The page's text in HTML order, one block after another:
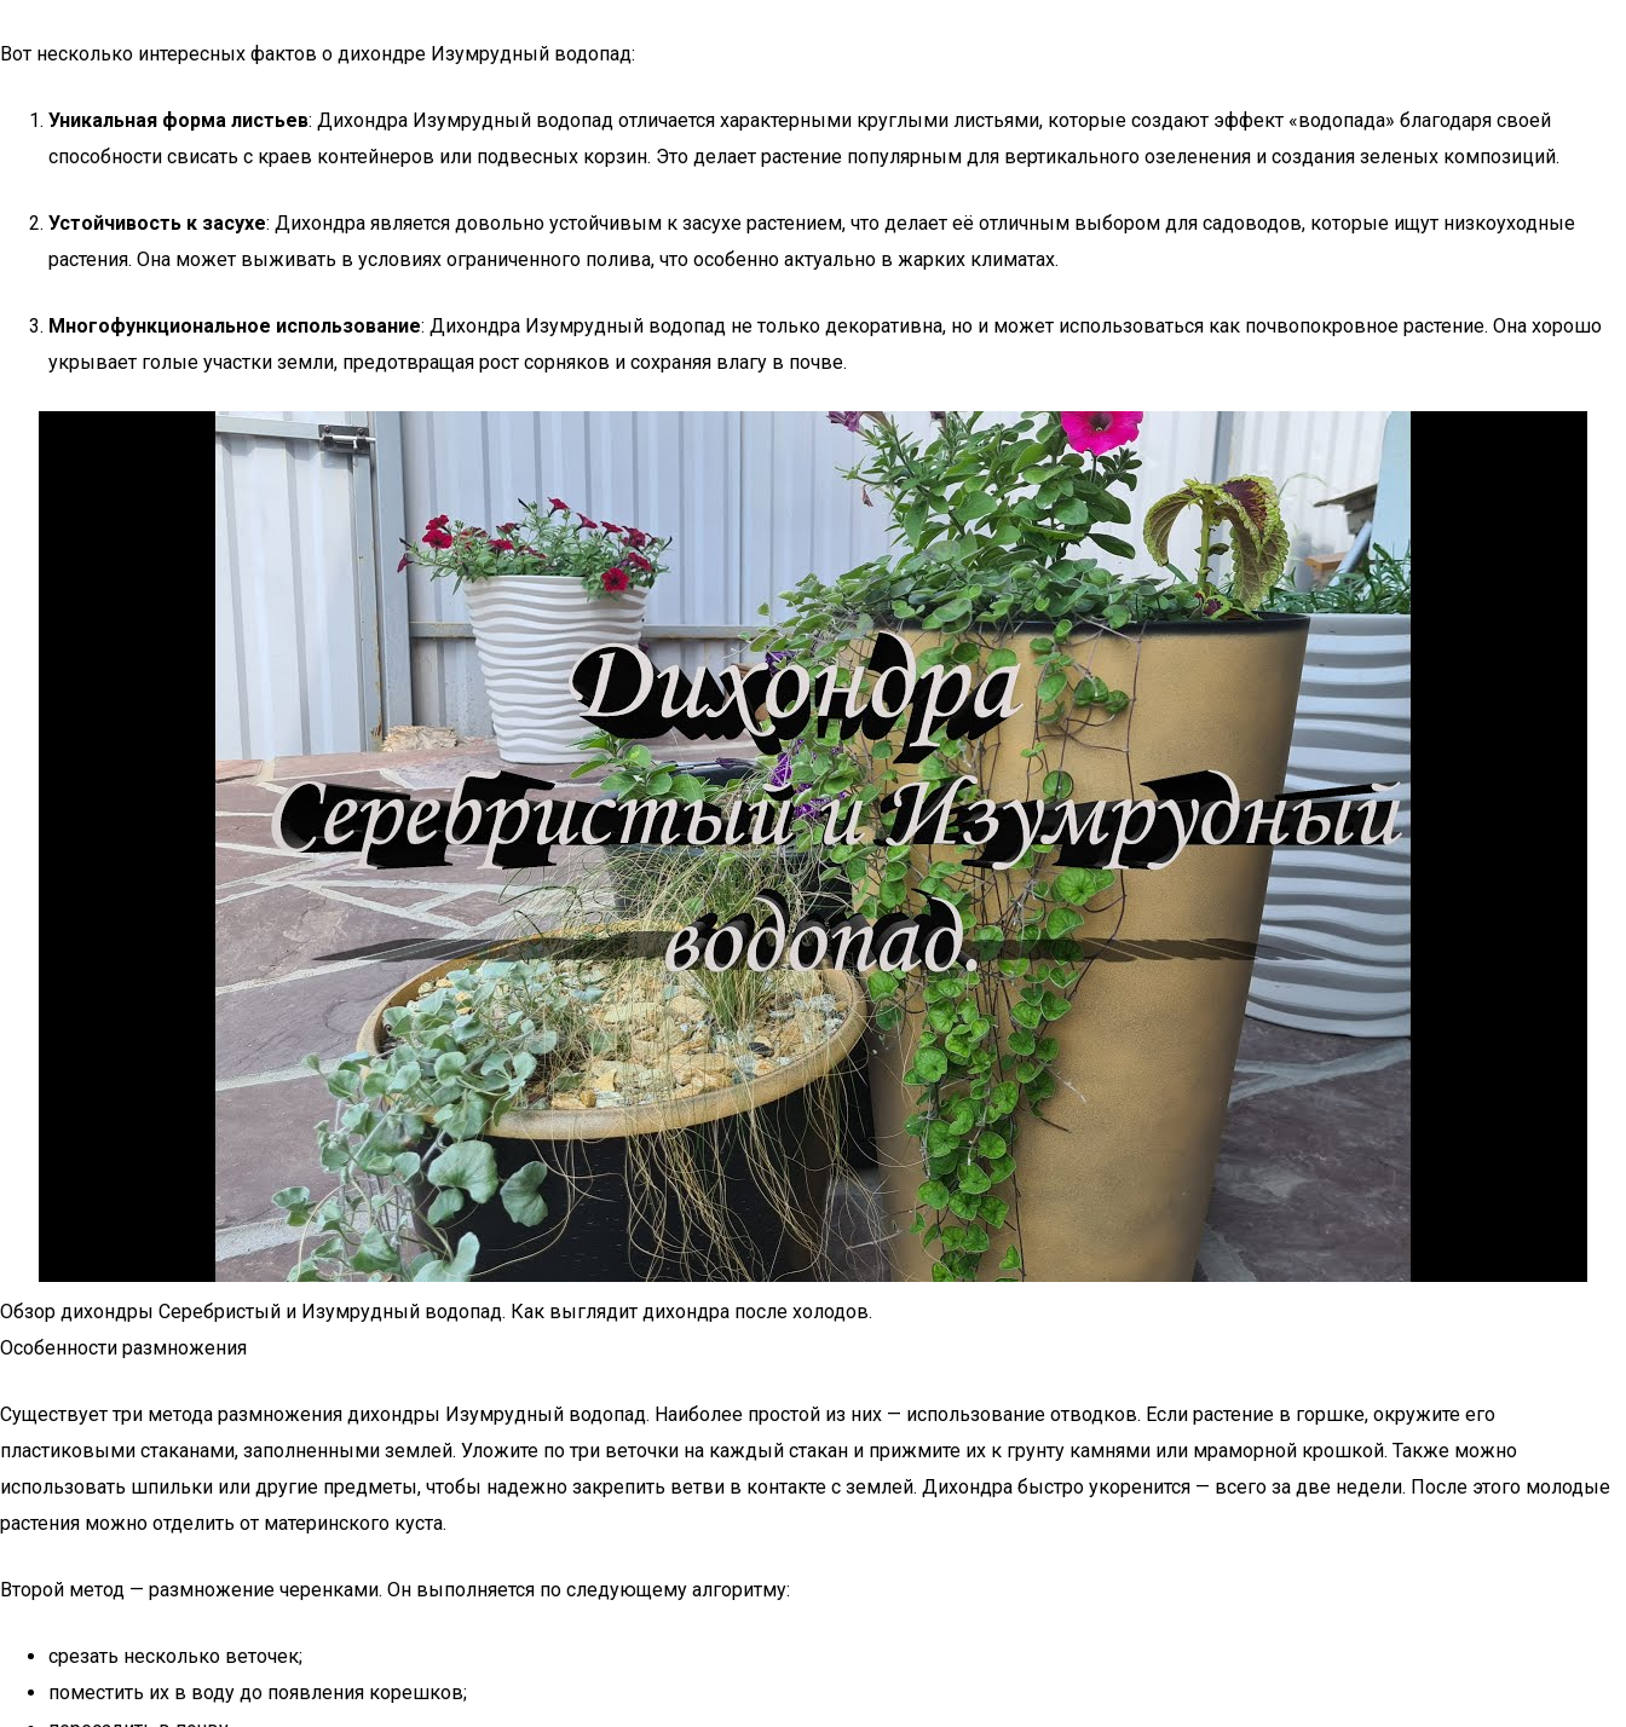
Вот несколько интересных фактов о дихондре Изумрудный водопад:
Уникальная форма листьев: Дихондра Изумрудный водопад отличается характерными круглыми листьями, которые создают эффект «водопада» благодаря своей
способности свисать с краев контейнеров или подвесных корзин. Это делает растение популярным для вертикального озеленения и создания зеленых композиций.
Устойчивость к засухе: Дихондра является довольно устойчивым к засухе растением, что делает её отличным выбором для садоводов, которые ищут низкоуходные
растения. Она может выживать в условиях ограниченного полива, что особенно актуально в жарких климатах.
Многофункциональное использование: Дихондра Изумрудный водопад не только декоративна, но и может использоваться как почвопокровное растение. Она хорошо
укрывает голые участки земли, предотвращая рост сорняков и сохраняя влагу в почве.
Обзор дихондры Серебристый и Изумрудный водопад. Как выглядит дихондра после холодов.
Особенности размножения
Существует три метода размножения дихондры Изумрудный водопад. Наиболее простой из них — использование отводков. Если растение в горшке, окружите его
пластиковыми стаканами, заполненными землей. Уложите по три веточки на каждый стакан и прижмите их к грунту камнями или мраморной крошкой. Также можно
использовать шпильки или другие предметы, чтобы надежно закрепить ветви в контакте с землей. Дихондра быстро укоренится — всего за две недели. После этого молодые
растения можно отделить от материнского куста.
Второй метод — размножение черенками. Он выполняется по следующему алгоритму:
срезать несколько веточек;
поместить их в воду до появления корешков;